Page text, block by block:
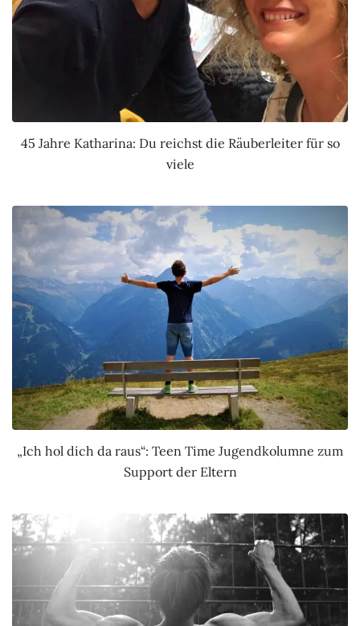
45 Jahre Katharina: Du reichst die Räuberleiter für so
viele
„Ich hol dich da raus“: Teen Time Jugendkolumne zum
Support der Eltern